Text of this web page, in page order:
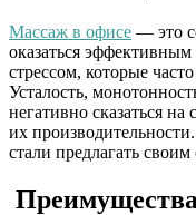
Массаж в офисе — это
оказаться
стрессом, которые
Усталость,
негативно сказаться
их
стали предлагать